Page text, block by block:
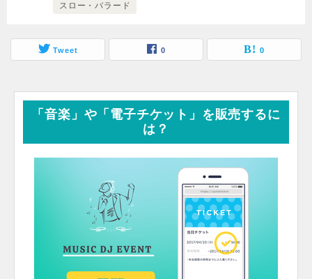
スロー・バラード
Tweet 0 0
「音楽」や「電子チケット」を販売するに
は？